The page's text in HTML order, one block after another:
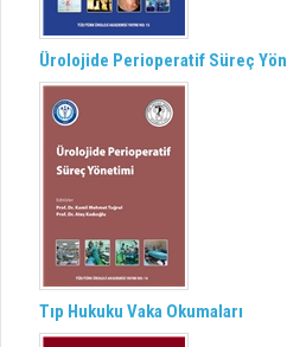
Ürolojide Perioperatif Süreç
Tıp Hukuku Vaka Okumaları